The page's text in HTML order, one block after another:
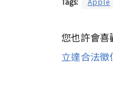
您也許會喜
立達合法